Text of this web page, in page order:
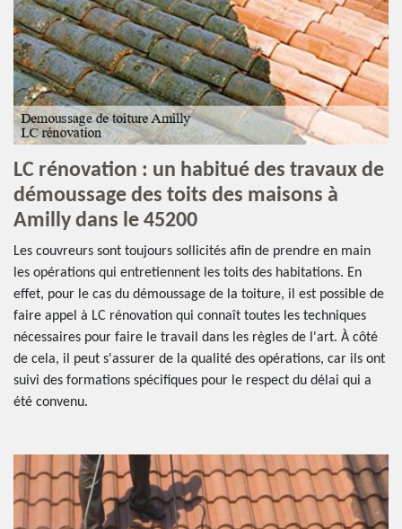
LC rénovation : un habitué des travaux de
démoussage des toits des maisons à
Amilly dans le 45200
Les couvreurs sont toujours sollicités afin de prendre en main
les opérations qui entretiennent les toits des habitations. En
effet, pour le cas du démoussage de la toiture, il est possible de
faire appel à LC rénovation qui connaît toutes les techniques
nécessaires pour faire le travail dans les règles de l'art. À côté
de cela, il peut s'assurer de la qualité des opérations, car ils ont
suivi des formations spécifiques pour le respect du délai qui a
été convenu.